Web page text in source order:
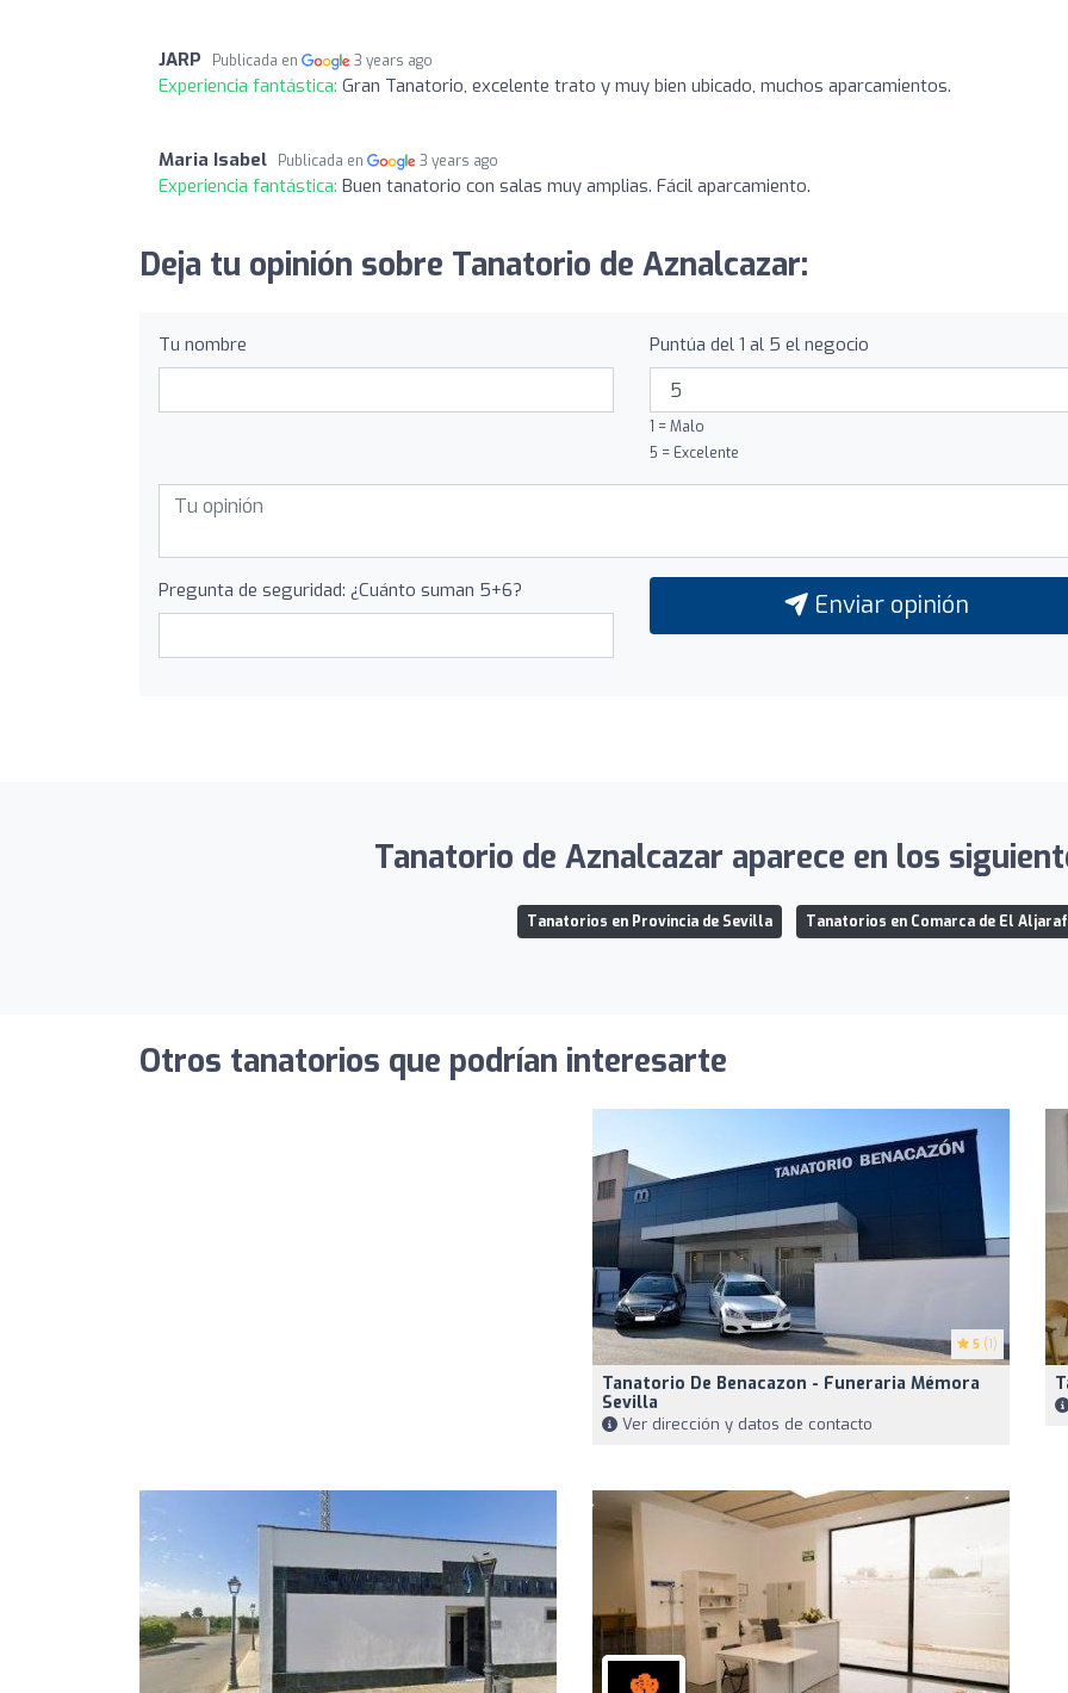
JARP Publicada en 3 years ago
Experiencia fantástica: Gran Tanatorio, excelente trato y muy bien ubicado, muchos aparcamientos.
Maria Isabel Publicada en 3 years ago
Experiencia fantástica: Buen tanatorio con salas muy amplias. Fácil aparcamiento.
Deja tu opinión sobre Tanatorio de Aznalcazar:
Tu nombre Puntúa del 1 al 5 el negocio
1 = Malo
5 = Excelente
Pregunta de seguridad: ¿Cuánto suman 5+6? Enviar opinión
Tanatorio de Aznalcazar aparece en los
Tanatorios en Provincia de Sevilla Tanatorios en Comarca de El
Otros tanatorios que podrían interesarte
5 (1)
Tanatorio De Benacazon - Funeraria Mémora
Sevilla
Ver dirección y datos de contacto